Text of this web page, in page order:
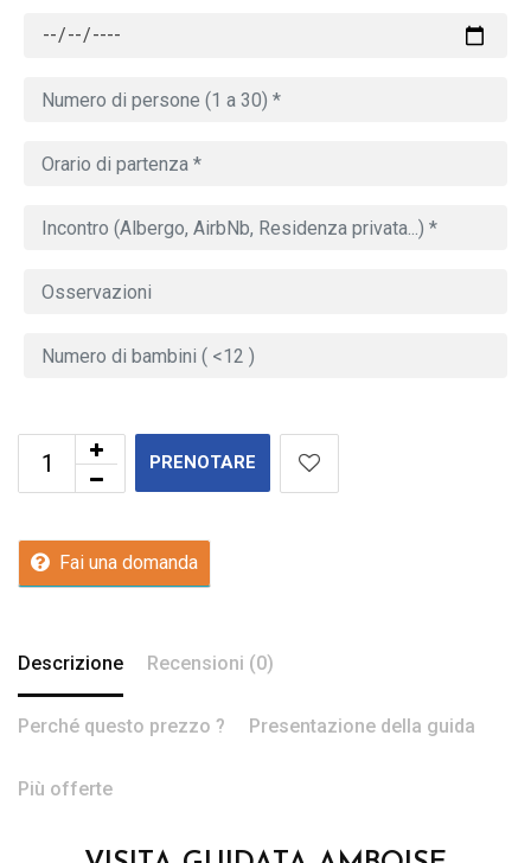
PRENOTARE
Fai una domanda
Descrizione Recensioni (0)
Perché questo prezzo ? Presentazione della guida
Più offerte